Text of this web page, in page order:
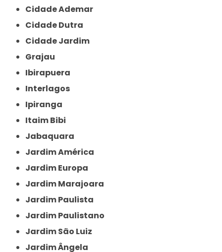
Cidade Ademar
Cidade Dutra
Cidade Jardim
Grajau
Ibirapuera
Interlagos
Ipiranga
Itaim Bibi
Jabaquara
Jardim América
Jardim Europa
Jardim Marajoara
Jardim Paulista
Jardim Paulistano
Jardim São Luiz
Jardim Ângela